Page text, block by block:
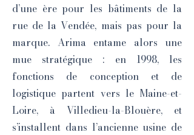
d’une ère pour les bâtiments de la
rue de la Vendée, mais pas pour la
marque. Arima entame alors une
mue stratégique : en 1998, les
fonctions de conception et de
logistique partent vers le Maine-et-
Loire, à Villedieu-la-Blouère, et
s’installent dans l’ancienne usine de